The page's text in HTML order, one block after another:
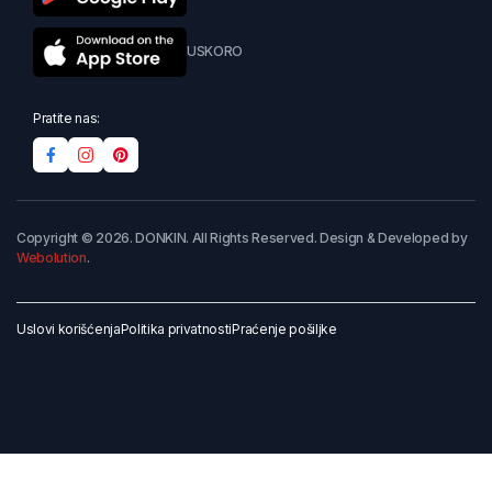
USKORO
Pratite nas:
Copyright © 2026. DONKIN. All Rights Reserved. Design & Developed by
Webolution.
Uslovi korišćenjaPolitika privatnostiPraćenje pošiljke